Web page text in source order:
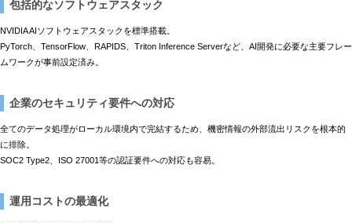
包括的なソフトウェアスタック
NVIDIA AIソフトウェアスタックを標準搭載。
PyTorch、TensorFlow、RAPIDS、Triton Inference Serverなど、AI開発に必要な主要フレー
ムワークが事前設定済み。
企業のセキュリティ要件への対応
全てのデータ処理がローカル環境内で完結するため、機密情報の外部流出リスクを根本的
に排除。
SOC2 Type2、ISO 27001等の認証要件への対応も容易。
運用コストの最適化